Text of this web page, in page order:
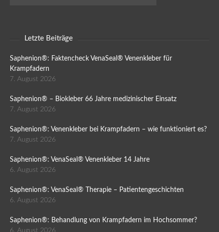
Letzte Beiträge
Saphenion®: Faktencheck VenaSeal® Venenkleber für
Krampfadern
7. August 2026
Saphenion® – Biokleber 66 Jahre medizinischer Einsatz
7. August 2026
Saphenion®: Venenkleber bei Krampfadern – wie funktioniert es?
7. August 2026
Saphenion®: VenaSeal® Venenkleber 14 Jahre
6. August 2026
Saphenion®: VenaSeal® Therapie – Patientengeschichten
6. August 2026
Saphenion®: Behandlung von Krampfadern im Hochsommer?